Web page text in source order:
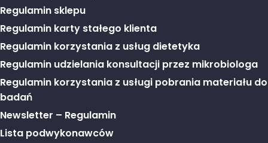
Regulamin sklepu
Regulamin karty stałego klienta
Regulamin korzystania z usług dietetyka
Regulamin udzielania konsultacji przez mikrobiologa
Regulamin korzystania z usługi pobrania materiału do
badań
Newsletter – Regulamin
Lista podwykonawców